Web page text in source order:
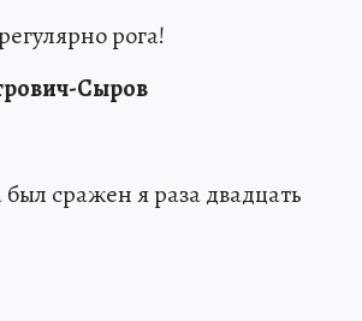
рога!
Сыров
сражен я раза двадцать